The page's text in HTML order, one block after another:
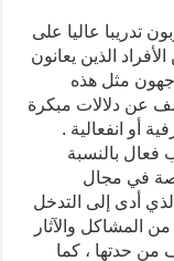
تدريبا عاليا على
الذين يعانون
مثل هذه
عن دلالات مبكرة
أو انفعالية .
فعال بالنسبة
في مجال
أدى إلى التدخل
المشاكل والآثار
من حدتها ، كما